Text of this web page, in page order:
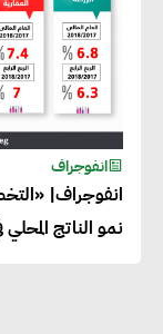
انفوجراف
انفوجراف|
نمو الناتج المحلي في